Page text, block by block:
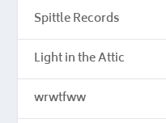
Spittle Records
Light in the Attic
wrwtfww